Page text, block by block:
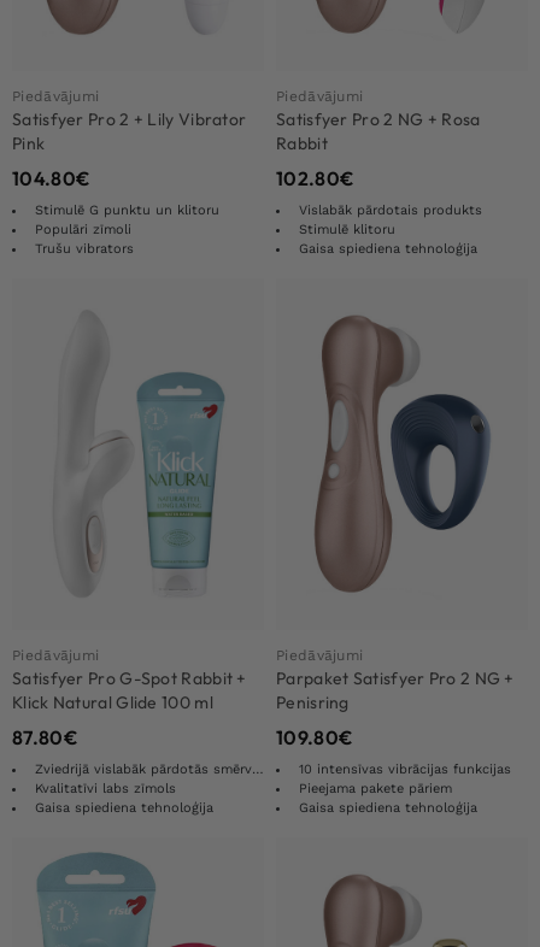
Piedāvājumi
Satisfyer Pro 2 + Lily Vibrator
Pink
104.80€
Stimulē G punktu un klitoru
Populāri zīmoli
Trušu vibrators
Piedāvājumi
Satisfyer Pro 2 NG + Rosa
Rabbit
102.80€
Vislabāk pārdotais produkts
Stimulē klitoru
Gaisa spiediena tehnoloģija
Piedāvājumi
Satisfyer Pro G-Spot Rabbit +
Klick Natural Glide 100 ml
87.80€
Zviedrijā vislabāk pārdotās smērvielas
Kvalitatīvi labs zīmols
Gaisa spiediena tehnoloģija
Piedāvājumi
Parpaket Satisfyer Pro 2 NG +
Penisring
109.80€
10 intensīvas vibrācijas funkcijas
Pieejama pakete pāriem
Gaisa spiediena tehnoloģija